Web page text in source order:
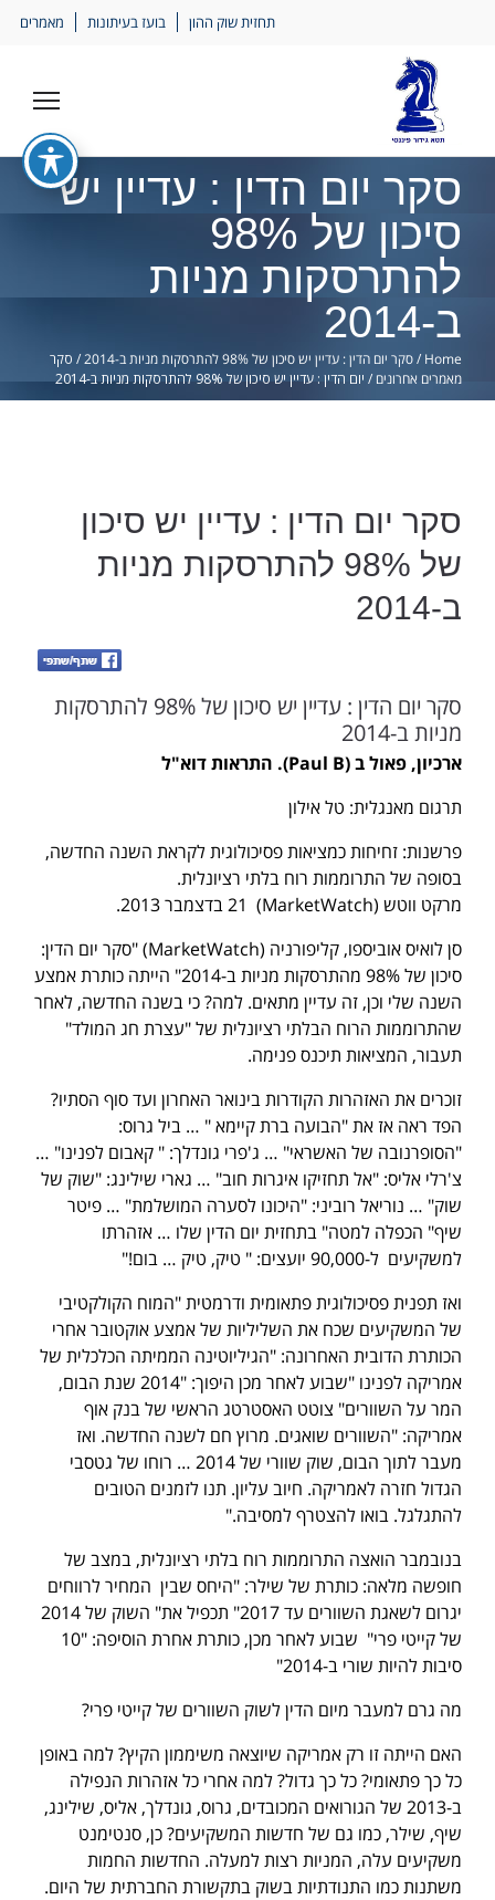
תחזית שוק ההון בועז בעיתונות מאמרים
סקר יום הדין : עדיין יש
סיכון של 98%
להתרסקות מניות
ב-2014
Home
/סקר יום הדין : עדיין יש סיכון של 98% להתרסקות מניות ב-2014
/
מאמרים אחרונים /
סקר
יום הדין : עדיין יש סיכון של 98% להתרסקות מניות ב-2014
סקר יום הדין : עדיין יש סיכון
של 98% להתרסקות מניות
ב-2014
סקר יום הדין : עדיין יש סיכון של 98% להתרסקות
מניות ב-2014
ארכיון, פאול ב (Paul B). התראות דוא"ל
תרגום מאנגלית: טל אילון
פרשנות: זחיחות כמציאות פסיכולוגית לקראת השנה החדשה,
בסופה של התרוממות רוח בלתי רציונלית.
מרקט ווטש (MarketWatch) 21 בדצמבר 2013.
סן לואיס אוביספו, קליפורניה (MarketWatch) "סקר יום הדין:
סיכון של 98% מהתרסקות מניות ב-2014" הייתה כותרת אמצע
השנה שלי וכן, זה עדיין מתאים. למה? כי בשנה החדשה, לאחר
שהתרוממות הרוח הבלתי רציונלית של "עצרת חג המולד"
תעבור, המציאות תיכנס פנימה.
זוכרים את האזהרות הקודרות בינואר האחרון ועד סוף הסתיו?
הפד ראה אז את "הבועה ברת קיימא " … ביל גרוס:
"הסופרנובה של האשראי" … ג'פרי גונדלך: " קאבום לפנינו" …
צ'רלי אליס: "אל תחזיקו איגרות חוב" … גארי שילינג: "שוק של
שוק" … נוריאל רוביני: "היכונו לסערה המושלמת" … פיטר
שיף" הכפלה למטה" בתחזית יום הדין שלו … אזהרתו
למשקיעים ל-90,000 יועצים: " טיק, טיק … בום!"
ואז תפנית פסיכולוגית פתאומית ודרמטית "המוח הקולקטיבי
של המשקיעים שכח את השליליות של אמצע אוקטובר אחרי
הכותרת הדובית האחרונה: "הגיליוטינה הממיתה הכלכלית של
אמריקה לפנינו "שבוע לאחר מכן היפוך: "2014 שנת הבום,
המר על השוורים" צוטט האסטרטג הראשי של בנק אוף
אמריקה: "השוורים שואגים. מרוץ חם לשנה החדשה. ואז
מעבר לתוך הבום, שוק שוורי של 2014 … רוחו של גטסבי
הגדול חזרה לאמריקה. חיוב עליון. תנו לזמנים הטובים
להתגלגל. בואו להצטרף למסיבה."
בנובמבר הואצה התרוממות רוח בלתי רציונלית, במצב של
חופשה מלאה: כותרת של שילר: "היחס שבין המחיר לרווחים
יגרום לשאגת השוורים עד 2017" תכפיל את" השוק של 2014
של קייטי פרי" שבוע לאחר מכן, כותרת אחרת הוסיפה: "10
סיבות להיות שורי ב-2014"
מה גרם למעבר מיום הדין לשוק השוורים של קייטי פרי?
האם הייתה זו רק אמריקה שיוצאה משיממון הקיץ? למה באופן
כל כך פתאומי? כל כך גדול? למה אחרי כל אזהרות הנפילה
ב-2013 של הגורואים המכובדים, גרוס, גונדלך, אליס, שילינג,
שיף, שילר, כמו גם של חדשות המשקיעים? כן, סנטימנט
משקיעים עלה, המניות רצות למעלה. החדשות החמות
משתנות כמו התנודתיות בשוק בתקשורת החברתית של היום.